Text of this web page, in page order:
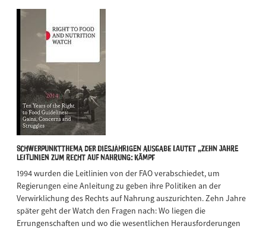
Schwerpunktthema der diesjährigen Ausgabe lautet „Zehn Jahre
Leitlinien zum Recht auf Nahrung: Kämpf
1994 wurden die Leitlinien von der FAO verabschiedet, um
Regierungen eine Anleitung zu geben ihre Politiken an der
Verwirklichung des Rechts auf Nahrung auszurichten. Zehn Jahre
später geht der Watch den Fragen nach: Wo liegen die
Errungenschaften und wo die wesentlichen Herausforderungen